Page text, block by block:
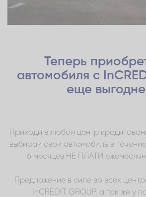
Теперь
автомобиля с
еще
Приходи в любой центр
выбирай свой автомобиль в
6 месяцев НЕ ПЛАТИ
Предложение в силе во всех
InCREDIT GROUP, а так же у